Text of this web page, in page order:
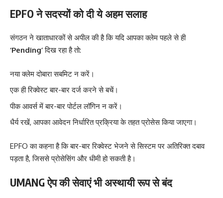
EPFO ने सदस्यों को दी ये अहम सलाह
संगठन ने खाताधारकों से अपील की है कि यदि आपका क्लेम पहले से ही
‘Pending’दिख रहा है तो:
नया क्लेम दोबारा सबमिट न करें।
एक ही रिक्वेस्ट बार-बार दर्ज करने से बचें।
पीक आवर्स में बार-बार पोर्टल लॉगिन न करें।
धैर्य रखें, आपका आवेदन निर्धारित प्रक्रिया के तहत प्रोसेस किया जाएगा।
EPFO का कहना है कि बार-बार रिक्वेस्ट भेजने से सिस्टम पर अतिरिक्त दबाव
पड़ता है, जिससे प्रोसेसिंग और धीमी हो सकती है।
UMANG ऐप की सेवाएं भी अस्थायी रूप से बंद